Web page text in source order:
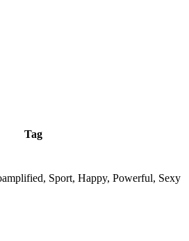
Tag
Sport, Happy, Powerful, Sexy